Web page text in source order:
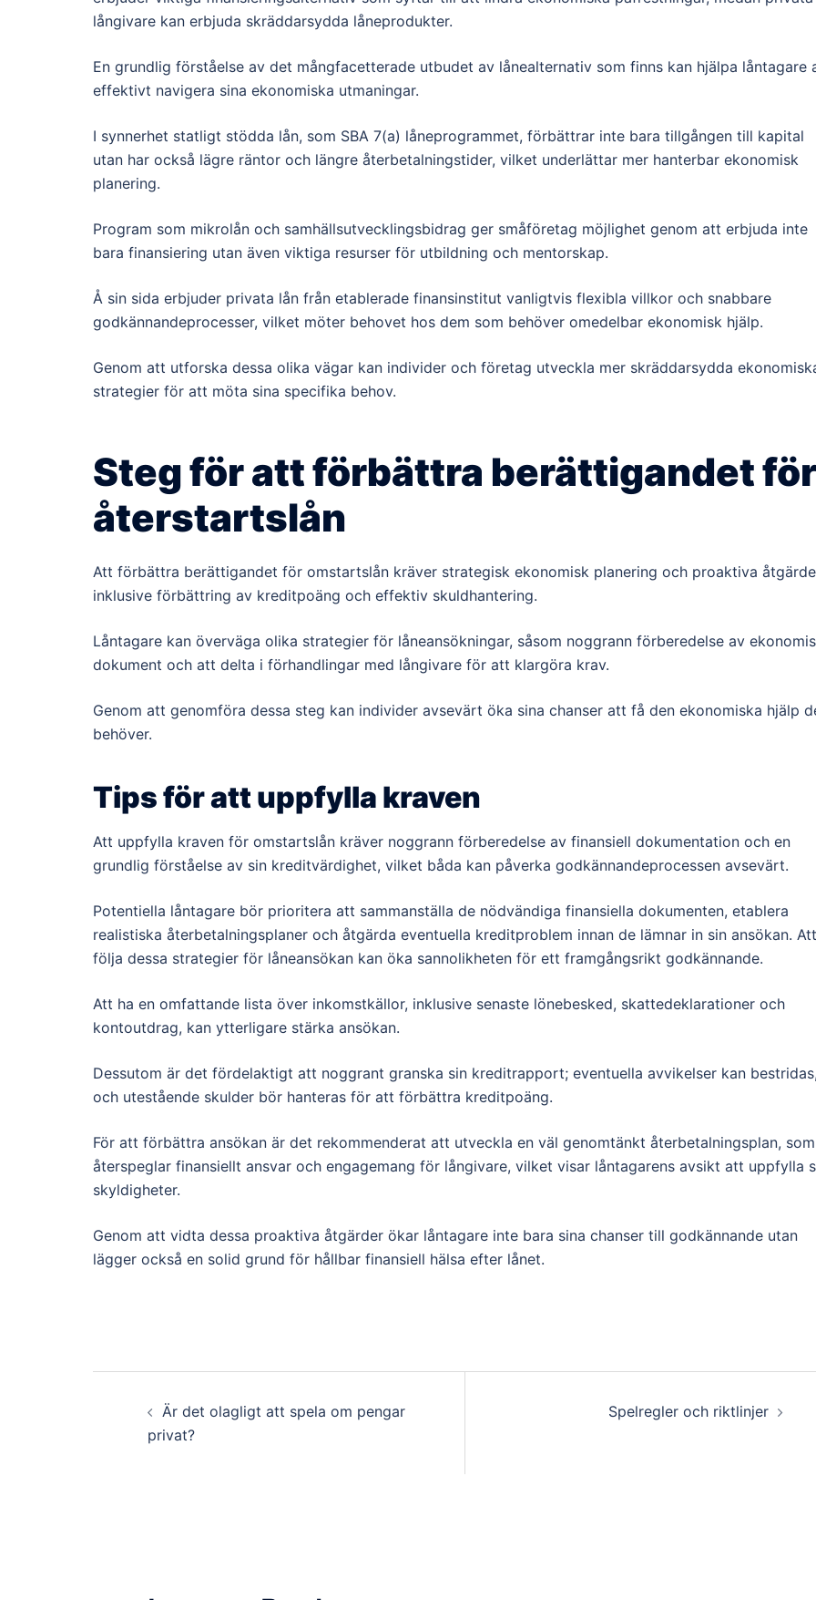
långivare kan erbjuda skräddarsydda låneprodukter.
En grundlig förståelse av det mångfacetterade utbudet av lånealternativ som finns kan hjälpa låntagare
effektivt navigera sina ekonomiska utmaningar.
I synnerhet statligt stödda lån, som SBA 7(a) låneprogrammet, förbättrar inte bara tillgången till kapital
utan har också lägre räntor och längre återbetalningstider, vilket underlättar mer hanterbar ekonomisk
planering.
Program som mikrolån och samhällsutvecklingsbidrag ger småföretag möjlighet genom att erbjuda inte
bara finansiering utan även viktiga resurser för utbildning och mentorskap.
Å sin sida erbjuder privata lån från etablerade finansinstitut vanligtvis flexibla villkor och snabbare
godkännandeprocesser, vilket möter behovet hos dem som behöver omedelbar ekonomisk hjälp.
Genom att utforska dessa olika vägar kan individer och företag utveckla mer skräddarsydda
strategier för att möta sina specifika behov.
Steg för att förbättra berättigandet för
återstartslån
Att förbättra berättigandet för omstartslån kräver strategisk ekonomisk planering och proaktiva
inklusive förbättring av kreditpoäng och effektiv skuldhantering.
Låntagare kan överväga olika strategier för låneansökningar, såsom noggrann förberedelse av
dokument och att delta i förhandlingar med långivare för att klargöra krav.
Genom att genomföra dessa steg kan individer avsevärt öka sina chanser att få den ekonomiska hjälp
behöver.
Tips för att uppfylla kraven
Att uppfylla kraven för omstartslån kräver noggrann förberedelse av finansiell dokumentation och en
grundlig förståelse av sin kreditvärdighet, vilket båda kan påverka godkännandeprocessen avsevärt.
Potentiella låntagare bör prioritera att sammanställa de nödvändiga finansiella dokumenten, etablera
realistiska återbetalningsplaner och åtgärda eventuella kreditproblem innan de lämnar in sin ansökan. Att
följa dessa strategier för låneansökan kan öka sannolikheten för ett framgångsrikt godkännande.
Att ha en omfattande lista över inkomstkällor, inklusive senaste lönebesked, skattedeklarationer och
kontoutdrag, kan ytterligare stärka ansökan.
Dessutom är det fördelaktigt att noggrant granska sin kreditrapport; eventuella avvikelser kan bestridas,
och utestående skulder bör hanteras för att förbättra kreditpoäng.
För att förbättra ansökan är det rekommenderat att utveckla en väl genomtänkt återbetalningsplan, som
återspeglar finansiellt ansvar och engagemang för långivare, vilket visar låntagarens avsikt att uppfylla
skyldigheter.
Genom att vidta dessa proaktiva åtgärder ökar låntagare inte bara sina chanser till godkännande utan
lägger också en solid grund för hållbar finansiell hälsa efter lånet.
Post
navigation
Är det olagligt att spela om pengar
privat?
Spelregler och riktlinjer